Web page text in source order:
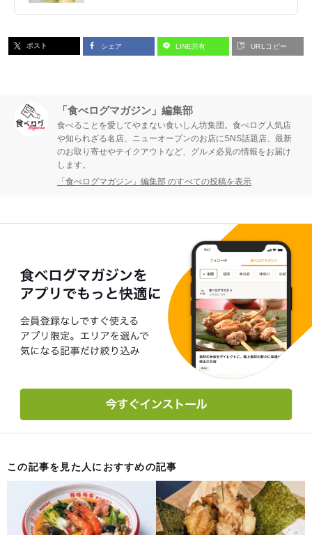
ポスト シェア LINE共有 URLコピー
「食べログマガジン」編集部
食べることを愛してやまない食いしん坊集団。食べログ人気店
や知られざる名店、ニューオープンのお店にSNS話題店、最新
のお取り寄せやテイクアウトなど、グルメ必見の情報をお届け
します。
「食べログマガジン」編集部 のすべての投稿を表示
この記事を見た人におすすめの記事